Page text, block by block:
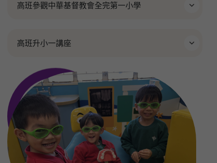
高班參觀中華基督教會全完第一小學
高班升小一講座